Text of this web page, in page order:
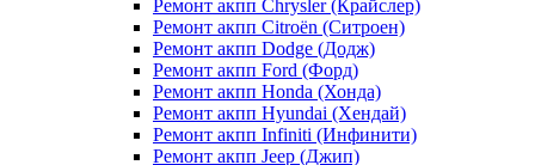
Ремонт акпп Chrysler (Крайслер)
Ремонт акпп Citroën (Ситроен)
Ремонт акпп Dodge (Додж)
Ремонт акпп Ford (Форд)
Ремонт акпп Honda (Хонда)
Ремонт акпп Hyundai (Хендай)
Ремонт акпп Infiniti (Инфинити)
Ремонт акпп Jeep (Джип)